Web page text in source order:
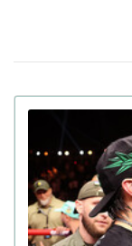
(видео)
17 ноября 16:40
против
03 ноября 15:03
мире лыжный
31 октября 15:05
построят к
Аравии